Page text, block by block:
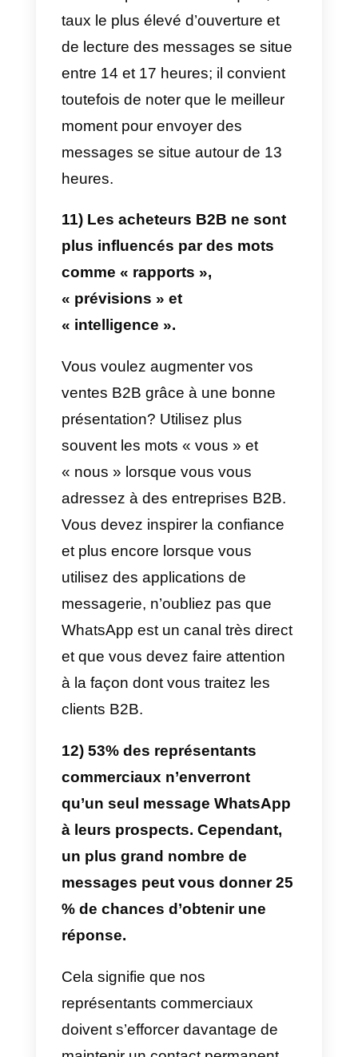
sociaux sont un canal
extrêmement important pour
obtenir des pistes, nous devons
faire un plus grand effort pour
obtenir de meilleures pistes.
disent s’attendre à recevoir 2 à
4 contacts WhatsApp avant
qu’une entreprise ne jette
l’éponge.
Cela nous indique que tant que
nous contactons suffisamment
nos clients potentiels. Nous
pouvons obtenir de bons
résultats, mais il faut faire
attention au spamming,
WhatsApp est un canal très
délicat.
9) Le marketing sur Instagram
peut doubler le retour sur
investissement que vous
pouvez attendre d’un appel à
froid.
Il a été démontré que la mise en
œuvre d’une bonne campagne
marketing sur Instagram peut
investissement que vous
en faisant des appels à froid.